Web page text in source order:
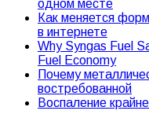
одном месте
Как меняется
в интернете
Why Syngas Fuel
Fuel Economy
Почему
востребованной
Воспаление